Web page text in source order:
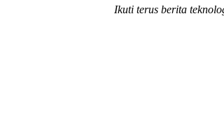
Ikuti terus berita